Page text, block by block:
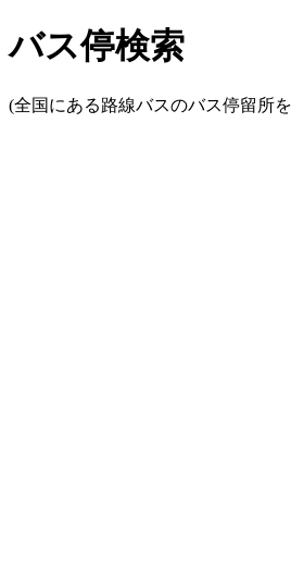
バス停検索
(全国にある路線バスのバス停留所